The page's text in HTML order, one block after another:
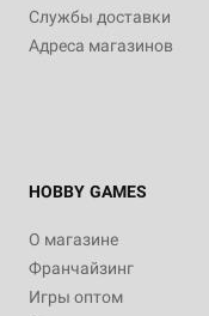
Службы доставки
Адреса магазинов
HOBBY GAMES
О магазине
Франчайзинг
Игры оптом